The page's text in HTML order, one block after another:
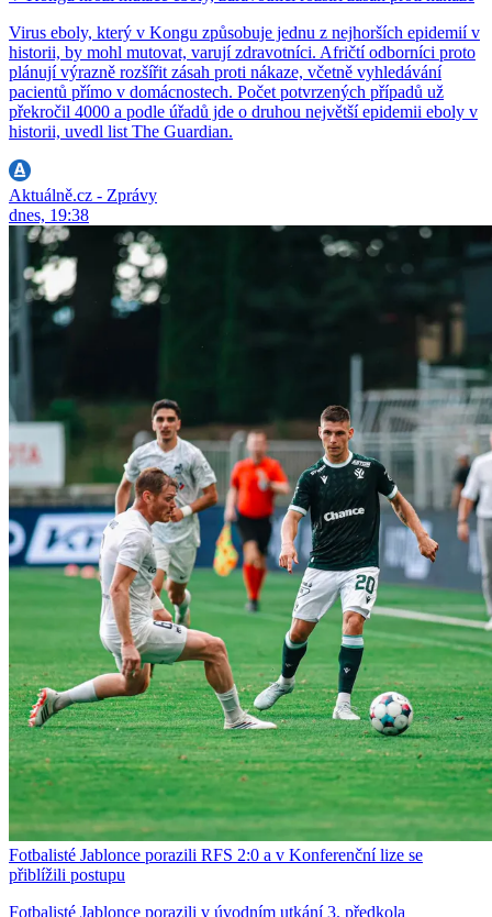
Virus eboly, který v Kongu způsobuje jednu z nejhorších epidemií v
historii, by mohl mutovat, varují zdravotníci. Afričtí odborníci proto
plánují výrazně rozšířit zásah proti nákaze, včetně vyhledávání
pacientů přímo v domácnostech. Počet potvrzených případů už
překročil 4000 a podle úřadů jde o druhou největší epidemii eboly v
historii, uvedl list The Guardian.
Aktuálně.cz - Zprávy
dnes, 19:38
Fotbalisté Jablonce porazili RFS 2:0 a v Konferenční lize se
přiblížili postupu
Fotbalisté Jablonce porazili v úvodním utkání 3. předkola